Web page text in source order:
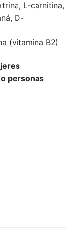
, L-carnitina,
, D-
(vitamina B2)
personas